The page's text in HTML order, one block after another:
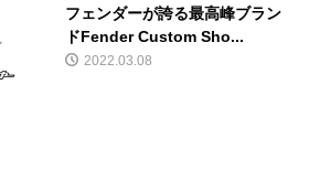
フェンダーが誇る最高峰ブラン
ドFender Custom Sho...
2022.03.08